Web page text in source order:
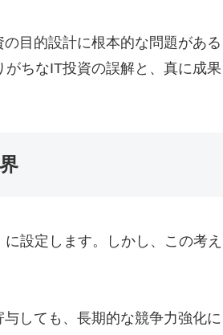
目的設計に根本的な問題がある
ちなIT投資の誤解と、真に成果
設定します。しかし、この考え
しても、長期的な競争力強化に